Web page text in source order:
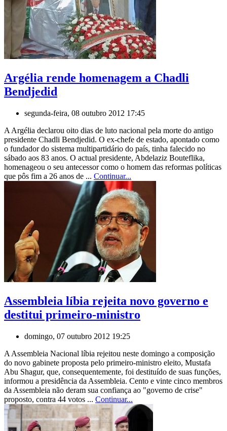
Argélia rende homenagem a Chadli
Bendjedid
segunda-feira, 08 outubro 2012 17:45
A Argélia declarou oito dias de luto nacional pela morte do antigo
presidente Chadli Bendjedid. O ex-chefe de estado, apontado como
o fundador do sistema multipartidário do país, tinha falecido no
sábado aos 83 anos. O actual presidente, Abdelaziz Bouteflika,
homenageou o seu antecessor como o homem das reformas políticas
que pôs fim a 26 anos de ... Continuar...
Assembleia líbia rejeita novo governo e
destitui primeiro-ministro
domingo, 07 outubro 2012 19:25
A Assembleia Nacional líbia rejeitou neste domingo a composição
do novo gabinete proposta pelo primeiro-ministro eleito, Mustafa
Abu Shagur, que, consequentemente, foi destituído de suas funções,
informou a presidência da Assembleia. Cento e vinte cinco membros
da Assembleia não deram sua confiança ao "governo de crise"
proposto, contra 44 votos ... Continuar...